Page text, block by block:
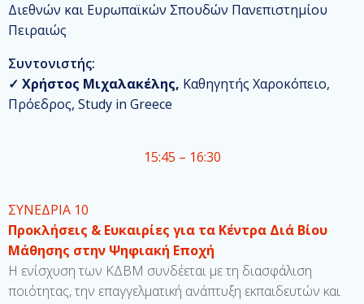
Διεθνών και Ευρωπαϊκών Σπουδών Πανεπιστημίου
Πειραιώς
Συντονιστής:
✓ Χρήστος Μιχαλακέλης, Καθηγητής Χαροκόπειο,
Πρόεδρος, Study in Greece
15:45 – 16:30
ΣΥΝΕΔΡΙΑ 10
Προκλήσεις & Ευκαιρίες για τα Κέντρα Διά Βίου
Μάθησης στην Ψηφιακή Εποχή
Η ενίσχυση των ΚΔΒΜ συνδέεται με τη διασφάλιση
ποιότητας, την επαγγελματική ανάπτυξη εκπαιδευτών και